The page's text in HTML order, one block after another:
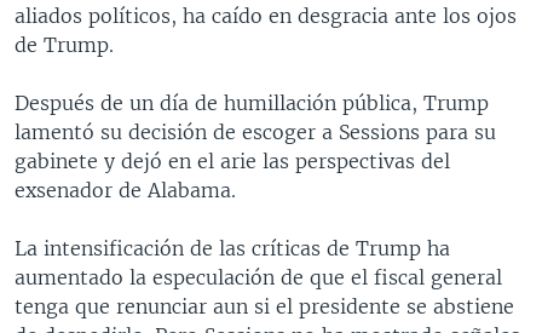
aliados políticos, ha caído en desgracia ante los ojos
de Trump.
Después de un día de humillación pública, Trump
lamentó su decisión de escoger a Sessions para su
gabinete y dejó en el arie las perspectivas del
exsenador de Alabama.
La intensificación de las críticas de Trump ha
aumentado la especulación de que el fiscal general
tenga que renunciar aun si el presidente se abstiene